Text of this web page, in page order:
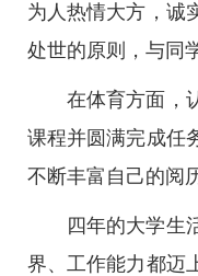
为人热情大方，诚
处世的原则，与同
在体育方面，
课程并圆满完成任
不断丰富自己的阅
四年的大学生
界、工作能力都迈